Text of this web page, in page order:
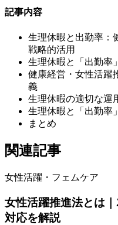
記事内容
生理休暇と出勤率：
戦略的活用
生理休暇と「出勤率
健康経営・女性活躍
義
生理休暇の適切な運
生理休暇と「出勤率
まとめ
関連記事
女性活躍・フェムケア
女性活躍推進法とは
対応を解説